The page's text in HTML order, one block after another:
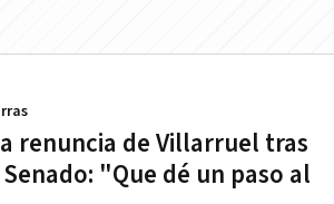
renuncia de Villarruel tras
"Que dé un paso al